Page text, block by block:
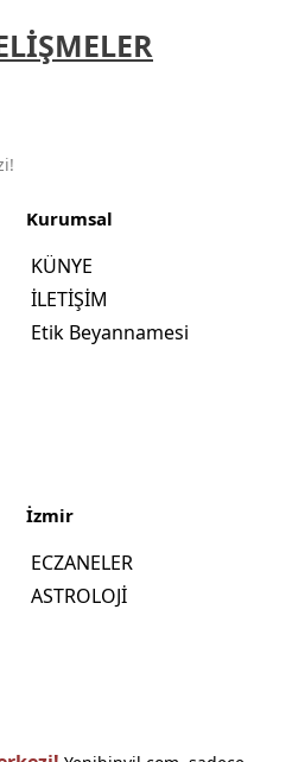
Kurumsal
KÜNYE
İLETİŞİM
Etik Beyannamesi
İzmir
ECZANELER
ASTROLOJİ